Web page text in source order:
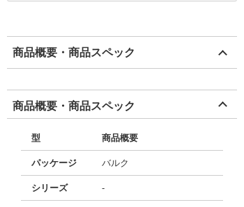
商品概要・商品スペック
商品概要・商品スペック
型 商品概要
パッケージ バルク
シリーズ -